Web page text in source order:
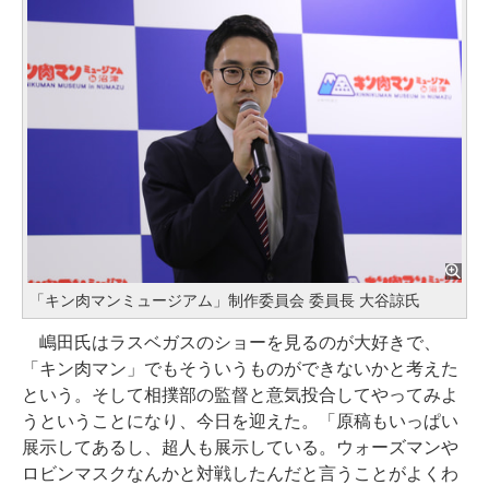
「キン肉マンミュージアム」制作委員会 委員長 大谷諒氏
嶋田氏はラスベガスのショーを見るのが大好きで、
「キン肉マン」でもそういうものができないかと考えた
という。そして相撲部の監督と意気投合してやってみよ
うということになり、今日を迎えた。「原稿もいっぱい
展示してあるし、超人も展示している。ウォーズマンや
ロビンマスクなんかと対戦したんだと言うことがよくわ